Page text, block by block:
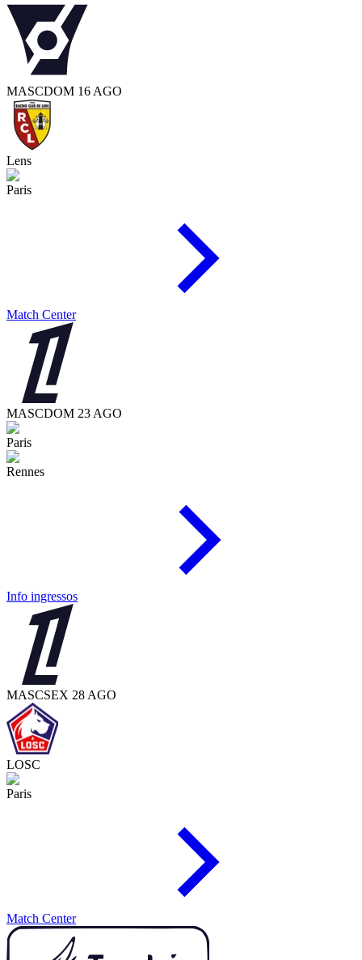
MASCDOM 16 AGO
Lens
Paris
Match Center
MASCDOM 23 AGO
Paris
Rennes
Info ingressos
MASCSEX 28 AGO
LOSC
Paris
Match Center